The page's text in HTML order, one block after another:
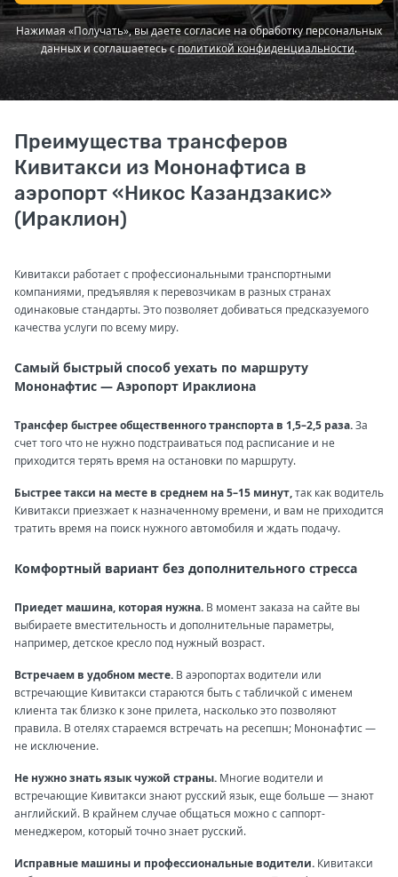
Нажимая «Получать», вы даете согласие на обработку персональных
данных и соглашаетесь сполитикой конфиденциальности.
Преимущества трансферов
Кивитакси из Мононафтиса в
аэропорт «Никос Казандзакис»
(Ираклион)
Кивитакси работает с профессиональными транспортными
компаниями, предъявляя к перевозчикам в разных странах
одинаковые стандарты. Это позволяет добиваться предсказуемого
качества услуги по всему миру.
Самый быстрый способ уехать по маршруту
Мононафтис — Аэропорт Ираклиона
Трансфер быстрее общественного транспорта в 1,5–2,5 раза.За
счет того что не нужно подстраиваться под расписание и не
приходится терять время на остановки по маршруту.
Быстрее такси на месте в среднем на 5–15 минут,так как водитель
Кивитакси приезжает к назначенному времени, и вам не приходится
тратить время на поиск нужного автомобиля и ждать подачу.
Комфортный вариант без дополнительного стресса
Приедет машина, которая нужна. В момент заказа на сайте вы
выбираете вместительность и дополнительные параметры,
например, детское кресло под нужный возраст.
Встречаем в удобном месте. В аэропортах водители или
встречающие Кивитакси стараются быть с табличкой с именем
клиента так близко к зоне прилета, насколько это позволяют
правила. В отелях стараемся встречать на ресепшн; Мононафтис —
не исключение.
Не нужно знать язык чужой страны. Многие водители и
встречающие Кивитакси знают русский язык, еще больше — знают
английский. В крайнем случае общаться можно с саппорт-
менеджером, который точно знает русский.
Исправные машины и профессиональные водители. Кивитакси